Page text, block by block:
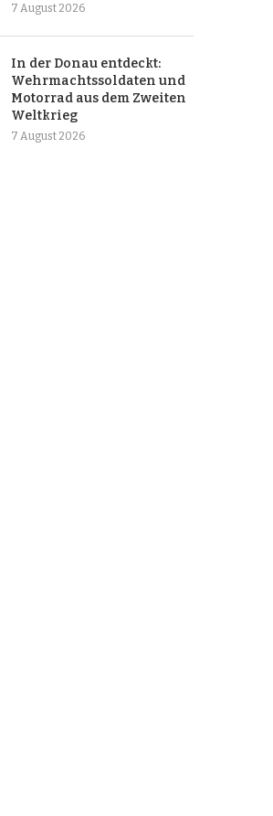
7 August 2026
In der Donau entdeckt:
Wehrmachtssoldaten und
Motorrad aus dem Zweiten
Weltkrieg
7 August 2026